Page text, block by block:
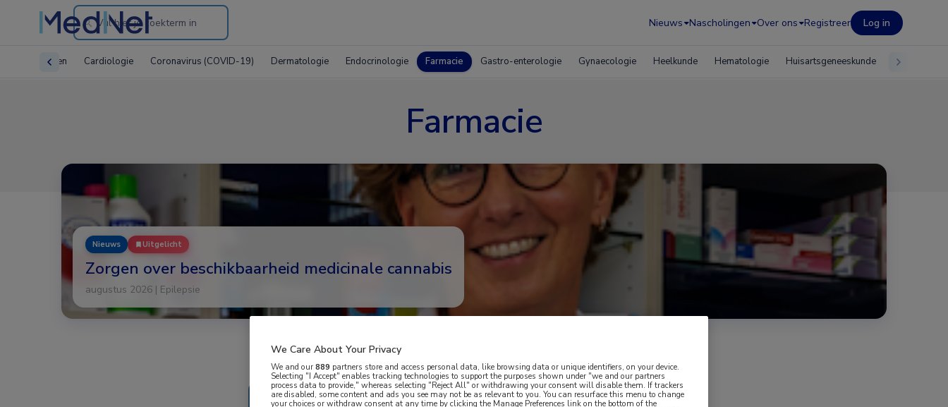
Search
the
Nieuws Nascholingen Over ons Registreer Log in
vakgebieden Cardiologie Coronavirus (COVID-19) Dermatologie Endocrinologie Farmacie Gastro-enterologie Gynaecologie Heelkunde Hematologie Huisartsgeneeskunde
Farmacie
Nieuws Uitgelicht
Zorgen over beschikbaarheid medicinale cannabis
augustus 2026 | Epilepsie
We Care About Your Privacy
We and our889 partners store and access personal data, like browsing data or unique identifiers, on your device.
Selecting "I Accept" enables tracking technologies to support the purposes shown under "we and our partners
process data to provide," whereas selecting "Reject All" or withdrawing your consent will disable them. If trackers
are disabled, some content and ads you see may not be as relevant to you. You can resurface this menu to change
your choices or withdraw consent at any time by clicking the Manage Preferences link on the bottom of the